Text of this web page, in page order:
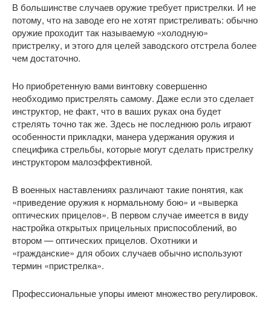
В большинстве случаев оружие требует пристрелки. И не
потому, что на заводе его не хотят пристреливать: обычно
оружие проходит так называемую «холодную»
пристрелку, и этого для целей заводского отстрела более
чем достаточно.
Но приобретенную вами винтовку совершенно
необходимо пристрелять самому. Даже если это сделает
инструктор, не факт, что в ваших руках она будет
стрелять точно так же. Здесь не последнюю роль играют
особенности прикладки, манера удержания оружия и
специфика стрельбы, которые могут сделать пристрелку
инструктором малоэффективной.
В военных наставлениях различают такие понятия, как
«приведение оружия к нормальному бою» и «выверка
оптических прицелов». В первом случае имеется в виду
настройка открытых прицельных приспособлений, во
втором — оптических прицелов. Охотники и
«гражданские» для обоих случаев обычно используют
термин «пристрелка».
Профессиональные упоры имеют множество регулировок.